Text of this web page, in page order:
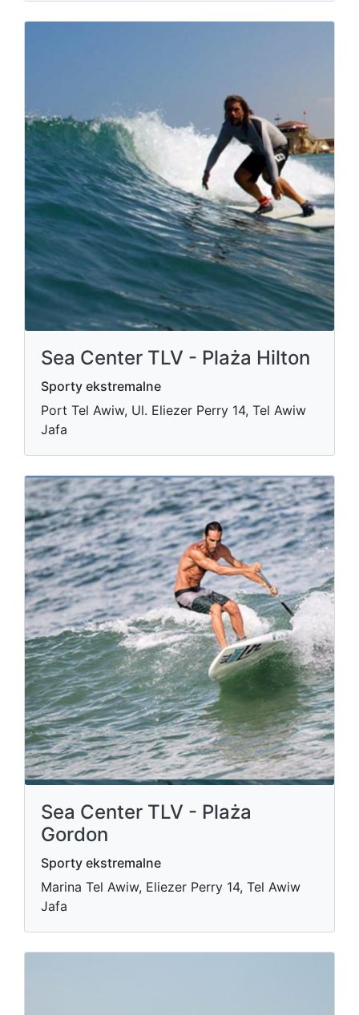
Sea Center TLV - Plaża Hilton
Sporty ekstremalne
Port Tel Awiw, Ul. Eliezer Perry 14, Tel Awiw
Jafa
Sea Center TLV - Plaża
Gordon
Sporty ekstremalne
Marina Tel Awiw, Eliezer Perry 14, Tel Awiw
Jafa